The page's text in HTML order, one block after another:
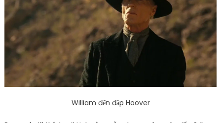
William đến đập Hoover